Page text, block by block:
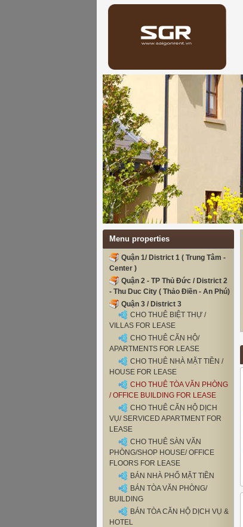
Menu properties
Quận 1/ District 1 ( Trung Tâm -
Center )
Quận 2 - TP Thủ Đức / District 2
- Thu Duc City ( Thảo Điền - An Phú)
Quận 3 / District 3
CHO THUÊ BIỆT THỰ /
VILLAS FOR LEASE
CHO THUÊ CĂN HỘ/
APARTMENTS FOR LEASE
CHO THUÊ NHÀ MẶT TIỀN /
HOUSE FOR LEASE
CHO THUÊ TÒA VĂN PHÒNG
/ OFFICE BUILDING FOR LEASE
CHO THUÊ CĂN HỘ DỊCH
VỤ/ SERVICED APARTMENT FOR
LEASE
CHO THUÊ SÀN VĂN
PHÒNG/SHOP HOUSE/ OFFICE
FLOORS FOR LEASE
BÁN NHÀ PHỐ MẶT TIỀN
BÁN TÒA VĂN PHÒNG/
BUILDING
BÁN TÒA CĂN HỘ DỊCH VỤ &
HOTEL